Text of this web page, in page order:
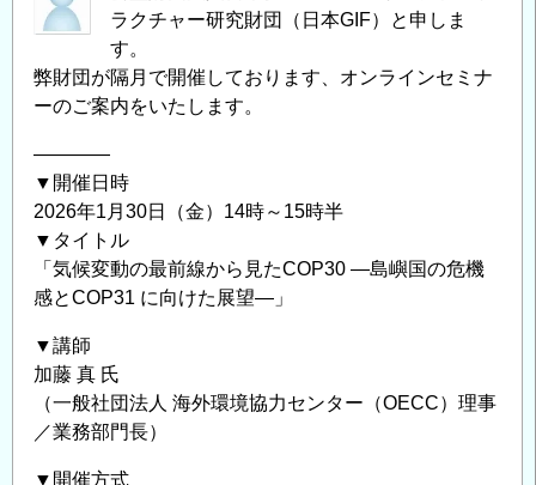
ラクチャー研究財団（日本GIF）と申しま
す。
弊財団が隔月で開催しております、オンラインセミナ
ーのご案内をいたします。
――――
▼開催日時
2026年1月30日（金）14時～15時半
▼タイトル
「気候変動の最前線から見たCOP30 ―島嶼国の危機
感とCOP31 に向けた展望―」
▼講師
加藤 真 氏
（一般社団法人 海外環境協力センター（OECC）理事
／業務部門長）
▼開催方式